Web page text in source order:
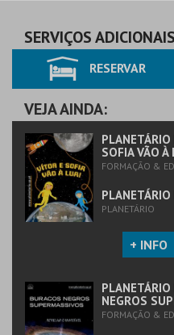
SERVIÇOS ADICIONAIS
RESERVAR
VEJA AINDA:
SOFIA VÃO À
FORMAÇÃO &
PLANETÁRIO
+ INFO
NEGROS
FORMAÇÃO &